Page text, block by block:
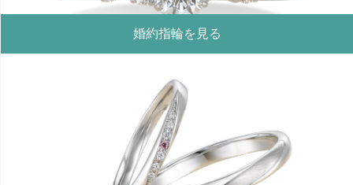
婚約指輪を見る